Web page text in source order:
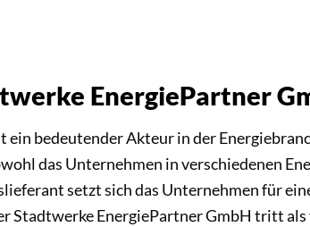
EnergiePartner
bedeutender Akteur in der
das Unternehmen in verschiedenen
setzt sich das Unternehmen für
Stadtwerke EnergiePartner GmbH tritt